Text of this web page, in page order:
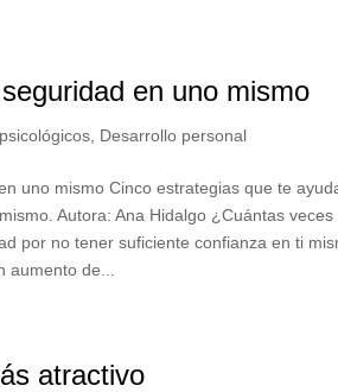
en uno mismo
Desarrollo personal
uno mismo Cinco estrategias que te
Autora: Ana Hidalgo ¿Cuántas veces
por no tener suficiente confianza en ti
de...
atractivo